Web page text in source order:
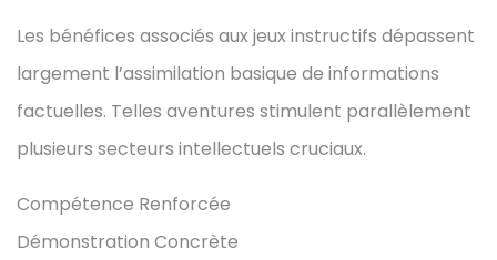
Les bénéfices associés aux jeux instructifs dépassent
largement l’assimilation basique de informations
factuelles. Telles aventures stimulent parallèlement
plusieurs secteurs intellectuels cruciaux.
Compétence Renforcée
Démonstration Concrète